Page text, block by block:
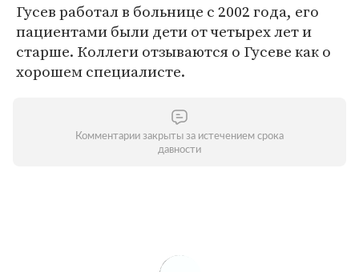
Гусев работал в больнице с 2002 года, его
пациентами были дети от четырех лет и
старше. Коллеги отзываются о Гусеве как о
хорошем специалисте.
Комментарии закрыты за истечением срока
давности